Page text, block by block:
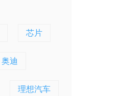
芯片
奥迪
理想汽车